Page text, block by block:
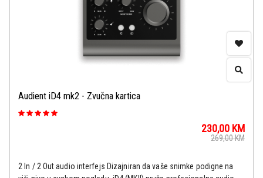
Audient iD4 mk2 - Zvučna kartica
230,00 KM
269,00KM
2 In / 2 Out audio interfejs Dizajniran da vaše snimke podigne na